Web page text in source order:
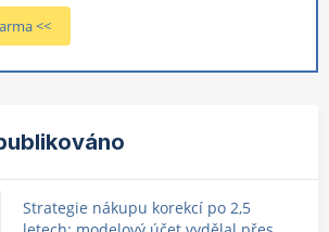
<<
Strategie nákupu korekcí po 2,5